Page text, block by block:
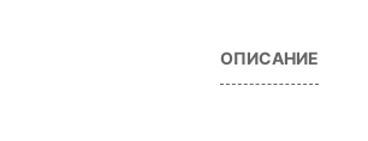
ОПИСАНИЕ